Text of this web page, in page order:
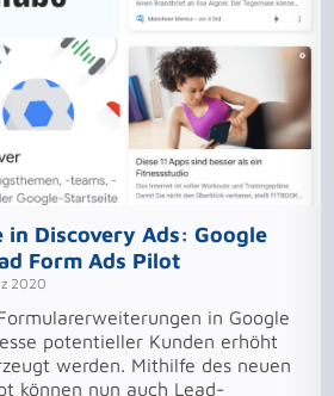
in Discovery Ads: Google
Form Ads Pilot
2020
in Google
potentieller Kunden erhöht
werden. Mithilfe des neuen
können nun auch Lead-